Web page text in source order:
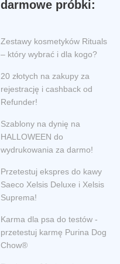
darmowe próbki:
Zestawy kosmetyków Rituals
– który wybrać i dla kogo?
20 złotych na zakupy za
rejestrację i cashback od
Refunder!
Szablony na dynię na
HALLOWEEN do
wydrukowania za darmo!
Przetestuj ekspres do kawy
Saeco Xelsis Deluxe i Xelsis
Suprema!
Karma dla psa do testów -
przetestuj karmę Purina Dog
Chow®